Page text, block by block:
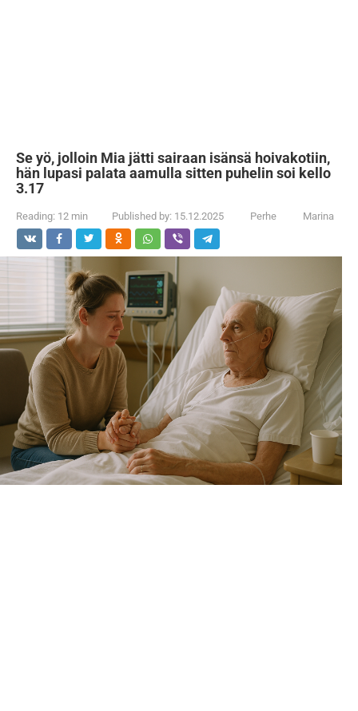
Se yö, jolloin Mia jätti sairaan isänsä hoivakotiin,
hän lupasi palata aamulla sitten puhelin soi kello
3.17
Reading: 12 min Published by: 15.12.2025 Perhe Marina